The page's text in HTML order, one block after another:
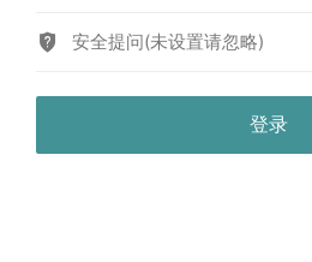
安全提问(未设置请忽略)
登录